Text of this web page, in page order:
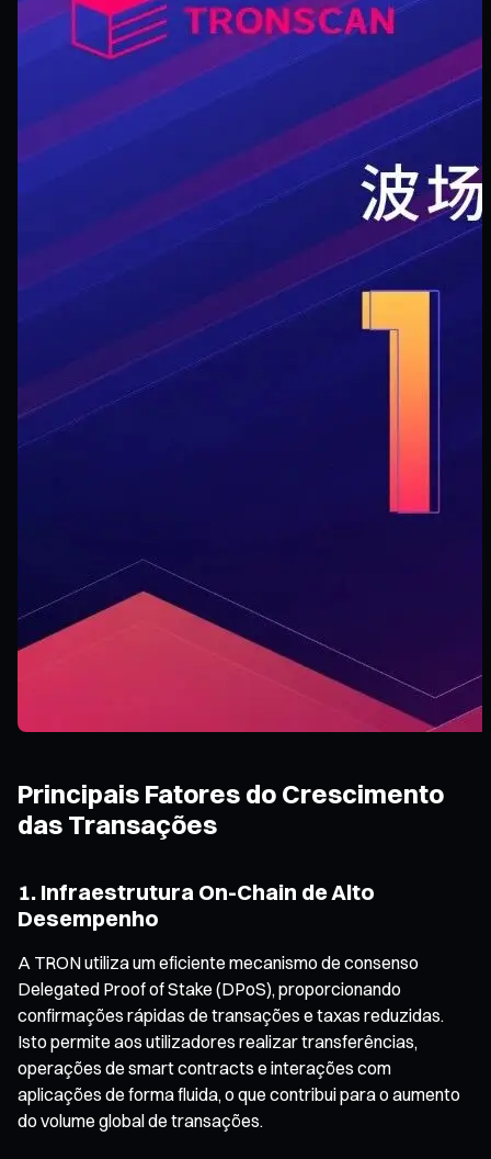
Principais Fatores do Crescimento
das Transações
1. Infraestrutura On-Chain de Alto
Desempenho
A TRON utiliza um eficiente mecanismo de consenso
Delegated Proof of Stake (DPoS), proporcionando
confirmações rápidas de transações e taxas reduzidas.
Isto permite aos utilizadores realizar transferências,
operações de smart contracts e interações com
aplicações de forma fluida, o que contribui para o aumento
do volume global de transações.